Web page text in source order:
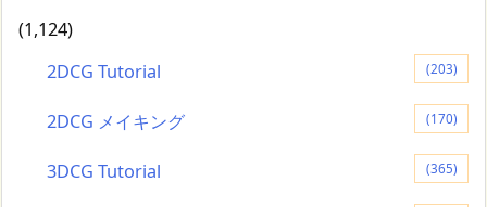
(1,124)
2DCG Tutorial
(203)
2DCG メイキング (170)
3DCG Tutorial (365)